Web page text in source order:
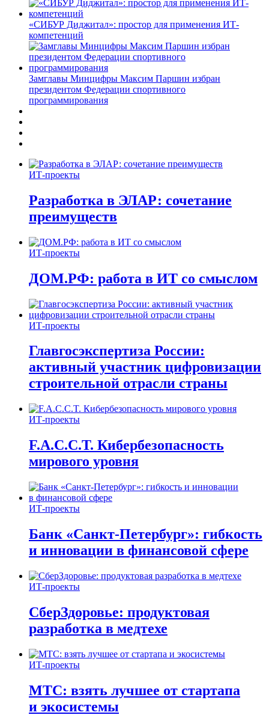
«СИБУР Диджитал»: простор для применения ИТ-
компетенций
Замглавы Минцифры Максим Паршин избран
президентом Федерации спортивного
программирования
ИТ-проекты
Разработка в ЭЛАР: сочетание
преимуществ
ИТ-проекты
ДОМ.РФ: работа в ИТ со смыслом
ИТ-проекты
Главгосэкспертиза России:
активный участник цифровизации
строительной отрасли страны
ИТ-проекты
F.A.C.C.T. Кибербезопасность
мирового уровня
ИТ-проекты
Банк «Санкт-Петербург»: гибкость
и инновации в финансовой сфере
ИТ-проекты
СберЗдоровье: продуктовая
разработка в медтехе
ИТ-проекты
МТС: взять лучшее от стартапа
и экосистемы